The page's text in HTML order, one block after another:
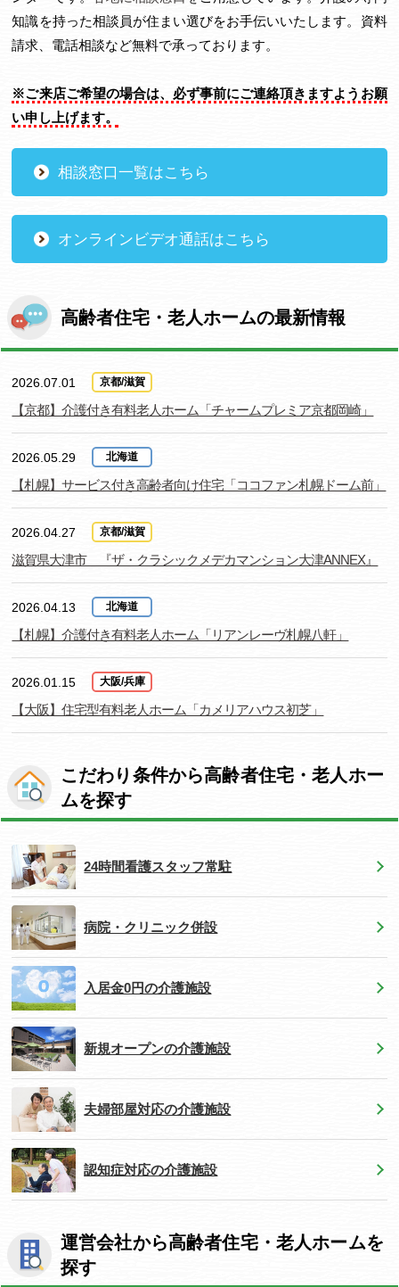
知識を持った相談員が住まい選びをお手伝いいたします。資料
請求、電話相談など無料で承っております。
※ご来店ご希望の場合は、必ず事前にご連絡頂きますようお願
い申し上げます。
相談窓口一覧はこちら
オンラインビデオ通話はこちら
高齢者住宅・老人ホームの最新情報
2026.07.01 京都/滋賀
【京都】介護付き有料老人ホーム「チャームプレミア京都岡崎」
2026.05.29 北海道
【札幌】サービス付き高齢者向け住宅「ココファン札幌ドーム前」
2026.04.27 京都/滋賀
滋賀県大津市 『ザ・クラシックメデカマンション大津ANNEX』
2026.04.13 北海道
【札幌】介護付き有料老人ホーム「リアンレーヴ札幌八軒」
2026.01.15 大阪/兵庫
【大阪】住宅型有料老人ホーム「カメリアハウス初芝」
こだわり条件から高齢者住宅・老人ホー
ムを探す
24時間看護スタッフ常駐
病院・クリニック併設
入居金0円の介護施設
新規オープンの介護施設
夫婦部屋対応の介護施設
認知症対応の介護施設
運営会社から高齢者住宅・老人ホームを
探す